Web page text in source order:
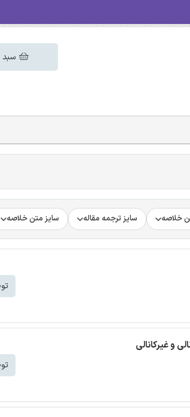
سبد
خلاصه سایز ترجمه مقاله سایز متن خلاصه